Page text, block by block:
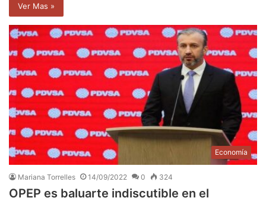
Ver Mas »
Economía
Mariana Torrelles 14/09/2022 0 324
OPEP es baluarte indiscutible en el